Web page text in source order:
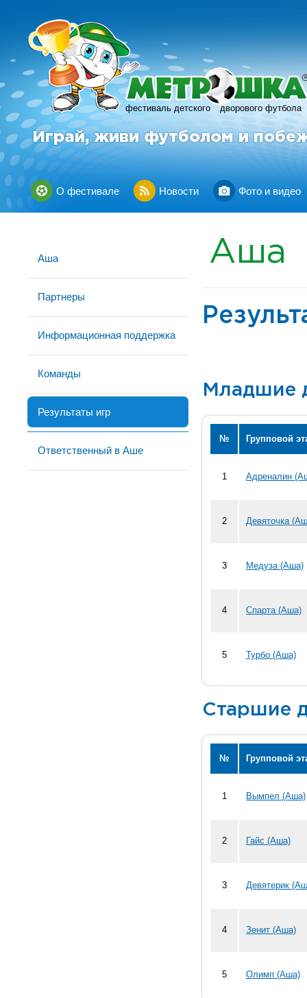
фестиваль детского дворового футбола
R
Играй, живи футболом и
О фестивале Новости Фото и видео
Аша
Партнеры
Информационная поддержка
Команды
Результаты игр
Ответственный в Аше
Аша
Младшие
№ Групповой
1 Адреналин
2 Девяточка
3 Медуза (Аша)
4 Спарта (Аша)
5 Турбо (Аша)
Старшие
№ Групповой
1 Вымпел (Аша)
2 Гайс (Аша)
3 Девятерик
4 Зенит (Аша)
5 Олимп (Аша)